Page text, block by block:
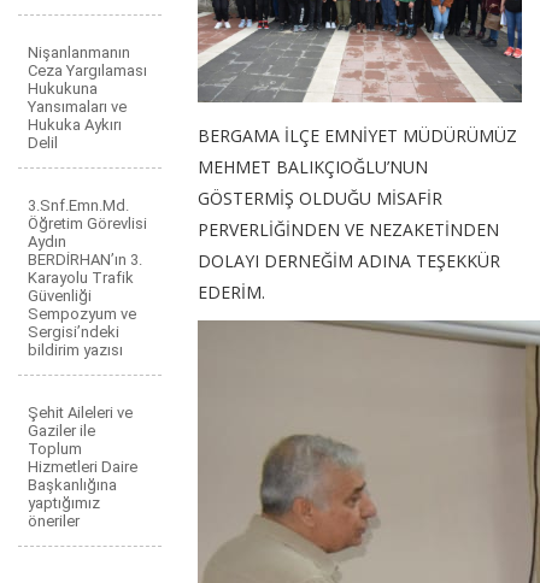
Nişanlanmanın
Ceza Yargılaması
Hukukuna
Yansımaları ve
Hukuka Aykırı
Delil
3.Snf.Emn.Md.
Öğretim Görevlisi
Aydın
BERDİRHAN’ın 3.
Karayolu Trafik
Güvenliği
Sempozyum ve
Sergisi’ndeki
bildirim yazısı
Şehit Aileleri ve
Gaziler ile
Toplum
Hizmetleri Daire
Başkanlığına
yaptığımız
öneriler
BERGAMA İLÇE EMNİYET MÜDÜRÜMÜZ
MEHMET BALIKÇIOĞLU’NUN
GÖSTERMİŞ OLDUĞU MİSAFİR
PERVERLİĞİNDEN VE NEZAKETİNDEN
DOLAYI DERNEĞİM ADINA TEŞEKKÜR
EDERİM.